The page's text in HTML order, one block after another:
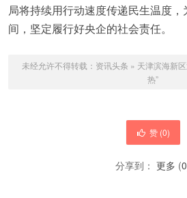
局将持续用行动速度传递民生温度
间，坚定履行好央企的社会责任。
未经允许不得转载： 资讯头条 » 天津滨海新
热”
赞 (0)
分享到： 更多 (0